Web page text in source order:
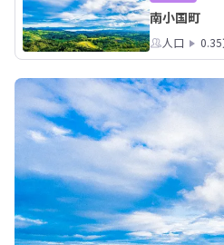
南小国町
人口